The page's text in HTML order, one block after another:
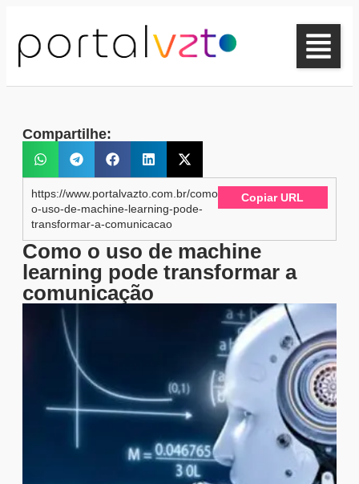
Compartilhe:
https://www.portalvazto.com.br/como-
o-uso-de-machine-learning-pode-
transformar-a-comunicacao
Copiar URL
Como o uso de machine
learning pode transformar a
comunicação